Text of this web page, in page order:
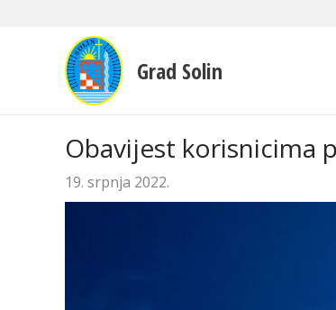
Grad Solin
Obavijest korisnicima
19. srpnja 2022.